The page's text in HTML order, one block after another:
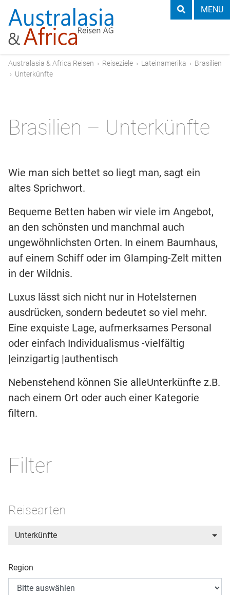
MENU
Australasia & Africa Reisen › Reiseziele › Lateinamerika › Brasilien
› Unterkünfte
Brasilien – Unterkünfte
Wie man sich bettet so liegt man, sagt ein
altes Sprichwort.
Bequeme Betten haben wir viele im Angebot,
an den schönsten und manchmal auch
ungewöhnlichsten Orten. In einem Baumhaus,
auf einem Schiff oder im Glamping-Zelt mitten
in der Wildnis.
Luxus lässt sich nicht nur in Hotelsternen
ausdrücken, sondern bedeutet so viel mehr.
Eine exquiste Lage, aufmerksames Personal
oder einfach Individualismus -vielfältig
|einzigartig |authentisch
Nebenstehend können Sie alleUnterkünfte z.B.
nach einem Ort oder auch einer Kategorie
filtern.
Filter
Reisearten
Unterkünfte
Region